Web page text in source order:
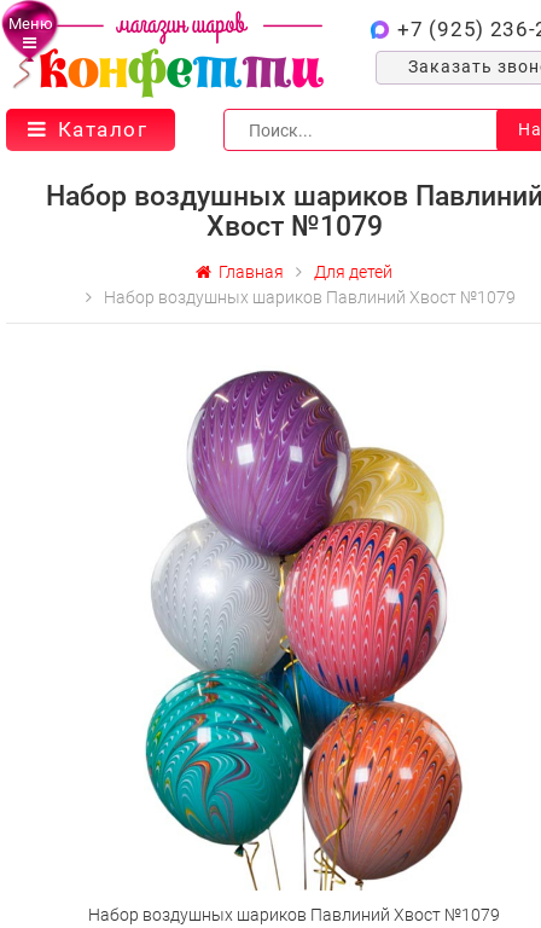
Меню +7 (925) 236-
Заказать
Каталог
Набор воздушных шариков
Хвост №1079
Главная
Для детей
Набор воздушных шариков Павлиний Хвост №1079
Набор воздушных шариков Павлиний Хвост №1079